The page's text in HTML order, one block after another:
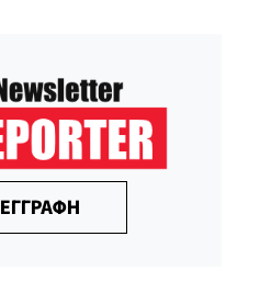
ΕΓΓΡΑΦΗ